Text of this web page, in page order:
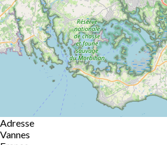
Adresse
Vannes